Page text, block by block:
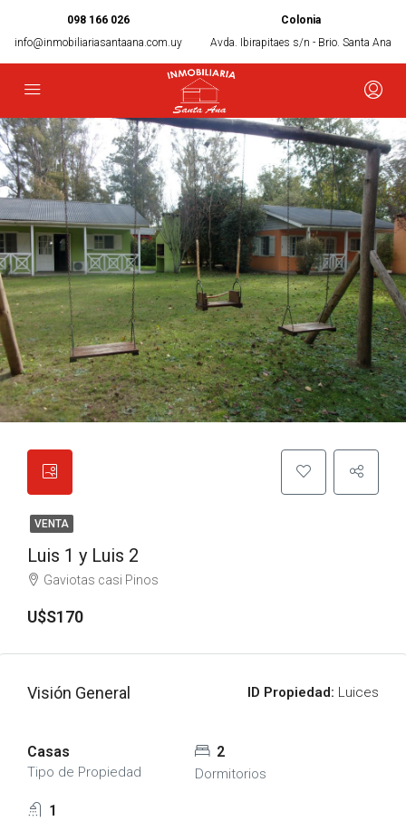
098 166 026
info@inmobiliariasantaana.com.uy
Colonia
Avda. Ibirapitaes s/n - Brio. Santa Ana
VENTA
Luis 1 y Luis 2
Gaviotas casi Pinos
U$S170
Visión General ID Propiedad: Luices
Casas
Tipo de Propiedad
2
Dormitorios
1